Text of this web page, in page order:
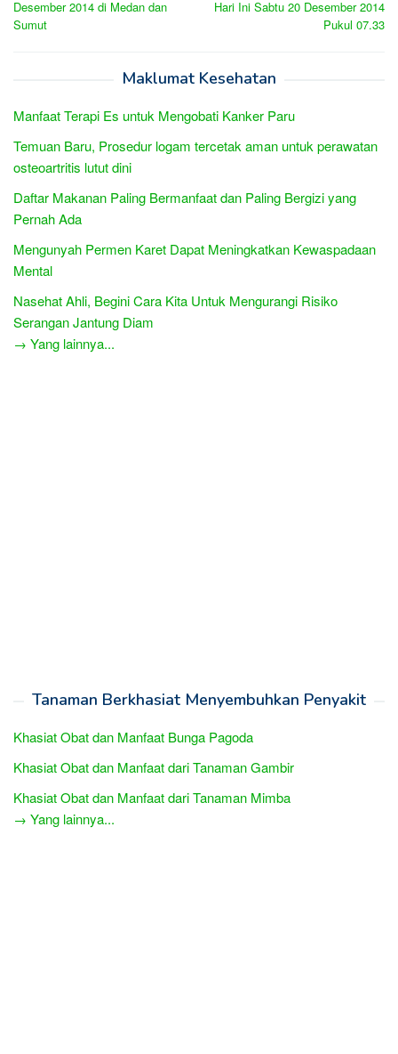
Desember 2014 di Medan dan
Sumut
Hari Ini Sabtu 20 Desember 2014
Pukul 07.33
Maklumat Kesehatan
Manfaat Terapi Es untuk Mengobati Kanker Paru
Temuan Baru, Prosedur logam tercetak aman untuk perawatan
osteoartritis lutut dini
Daftar Makanan Paling Bermanfaat dan Paling Bergizi yang
Pernah Ada
Mengunyah Permen Karet Dapat Meningkatkan Kewaspadaan
Mental
Nasehat Ahli, Begini Cara Kita Untuk Mengurangi Risiko
Serangan Jantung Diam
→ Yang lainnya...
Tanaman Berkhasiat Menyembuhkan Penyakit
Khasiat Obat dan Manfaat Bunga Pagoda
Khasiat Obat dan Manfaat dari Tanaman Gambir
Khasiat Obat dan Manfaat dari Tanaman Mimba
→ Yang lainnya...